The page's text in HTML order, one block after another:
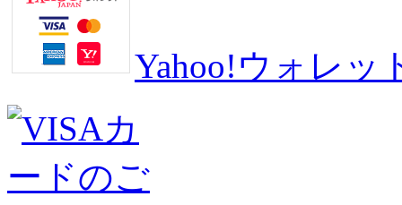
Yahoo!ウォレッ